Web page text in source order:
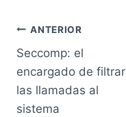
Navegación
de
entradas
ANTERIOR
Seccomp: el
encargado de filtrar
las llamadas al
sistema